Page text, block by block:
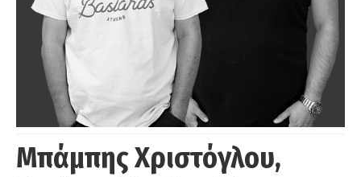
Μπάμπης Χριστόγλου,